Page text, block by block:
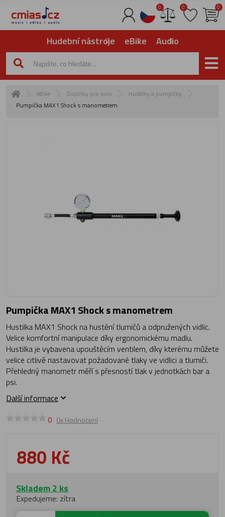
0 0 0
Hudební nástroje eBike Audio
eBike Doplňky pro kolo
Hustilky a pumpičky
Pumpička MAX1 Shock s manometrem
Pumpička MAX1 Shock s manometrem
Hustilka MAX1 Shock na hustění tlumičů a odpružených vidlic.
Velice komfortní manipulace díky ergonomickému madlu.
Hustilka je vybavena upouštěcím ventilem, díky kterému můžete
velice citlivě nastavovat požadované tlaky ve vidlici a tlumiči.
Přehledný manometr měří s přesností tlak v jednotkách bar a
psi.
Další informace
0 0x Hodnocení
880 Kč
Skladem 2 ks
Expedujeme: zítra